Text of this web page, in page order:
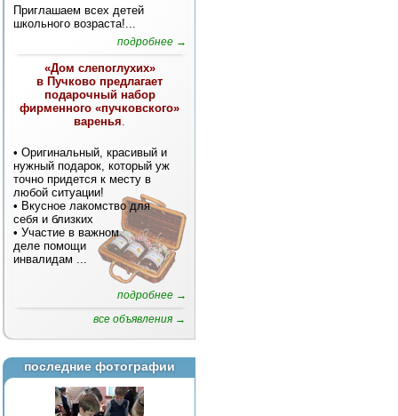
Приглашаем всех детей
школьного возраста!...
подробнее →
«Дом слепоглухих»
в Пучково предлагает
подарочный набор
фирменного «пучковского»
варенья.
• Оригинальный, красивый и
нужный подарок, который уж
точно придется к месту в
любой ситуации!
• Вкусное лакомство для
себя и близких
• Участие в важном
деле помощи
инвалидам ...
подробнее →
все объявления →
последние фотографии